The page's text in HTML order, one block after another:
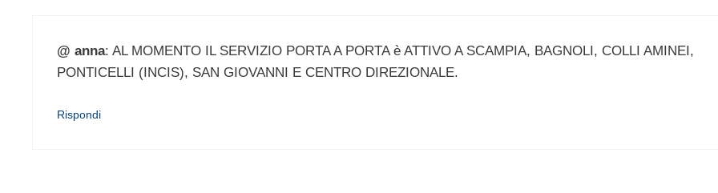
@ anna: AL MOMENTO IL SERVIZIO PORTA A PORTA è ATTIVO A SCAMPIA, BAGNOLI, COLLI AMINEI,
PONTICELLI (INCIS), SAN GIOVANNI E CENTRO DIREZIONALE.
Rispondi